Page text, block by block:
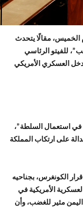
الخميس، مقالًا يتحدث
للفيتو الرئاسي
العسكري الأمريكي
استعمال السلطة”،
على ارتكاب المملكة
الكونغرس، بجناحيه
الأمريكية في
مثير للغضب، وأن